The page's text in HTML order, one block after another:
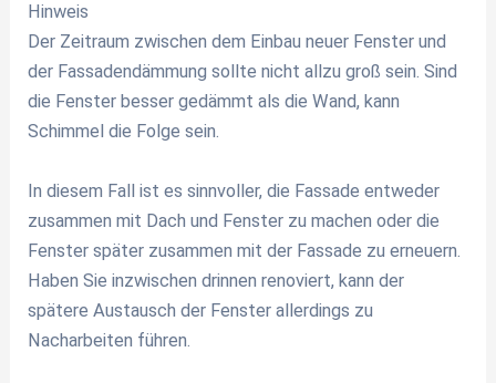
Hinweis
Der Zeitraum zwischen dem Einbau neuer Fenster und
der Fassadendämmung sollte nicht allzu groß sein. Sind
die Fenster besser gedämmt als die Wand, kann
Schimmel die Folge sein.
In diesem Fall ist es sinnvoller, die Fassade entweder
zusammen mit Dach und Fenster zu machen oder die
Fenster später zusammen mit der Fassade zu erneuern.
Haben Sie inzwischen drinnen renoviert, kann der
spätere Austausch der Fenster allerdings zu
Nacharbeiten führen.